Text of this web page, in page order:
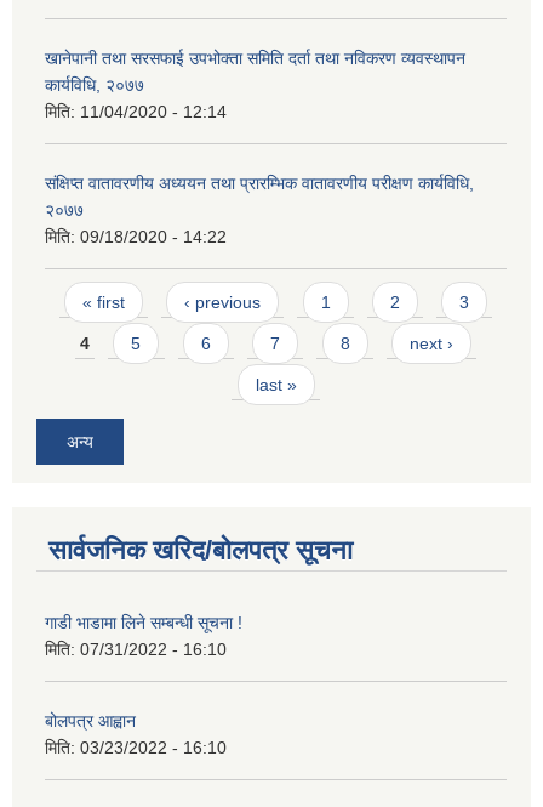
खानेपानी तथा सरसफाई उपभोक्ता समिति दर्ता तथा नविकरण व्यवस्थापन
कार्यविधि, २०७७
मिति: 11/04/2020 - 12:14
संक्षिप्त वातावरणीय अध्ययन तथा प्रारम्भिक वातावरणीय परीक्षण कार्यविधि,
२०७७
मिति: 09/18/2020 - 14:22
Pages
« first ‹ previous 1 2 3
4 5 6 7 8 next ›
last »
अन्य
सार्वजनिक खरिद/बोलपत्र सूचना
गाडी भाडामा लिने सम्बन्धी सूचना !
मिति: 07/31/2022 - 16:10
बोलपत्र आह्वान
मिति: 03/23/2022 - 16:10